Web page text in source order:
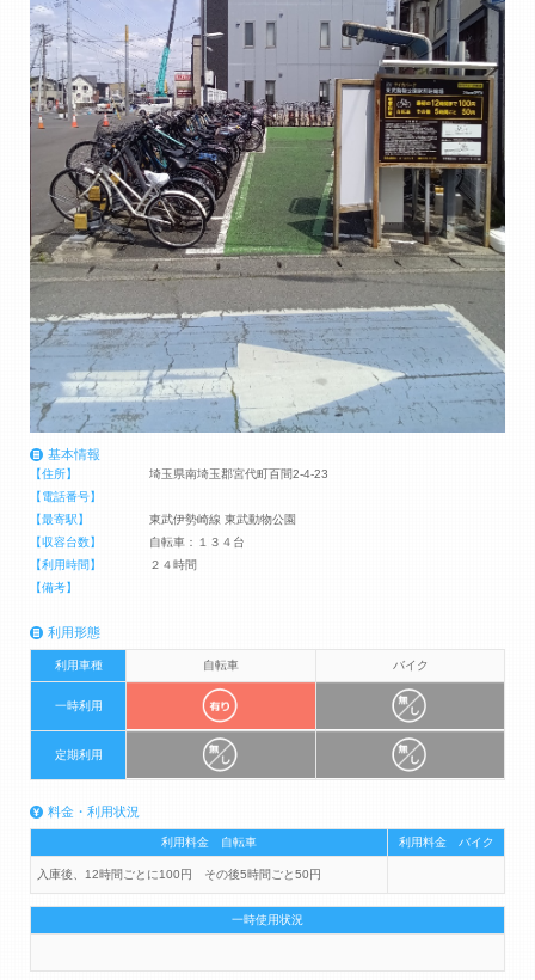
基本情報
【住所】
埼玉県南埼玉郡宮代町百間2-4-23
【電話番号】
【最寄駅】
東武伊勢崎線 東武動物公園
【収容台数】
自転車：１３４台
【利用時間】
２４時間
【備考】
利用形態
利用車種 自転車 バイク
一時利用
定期利用
料金・利用状況
利用料金 自転車 利用料金 バイク
入庫後、12時間ごとに100円 その後5時間ごと50円
一時使用状況